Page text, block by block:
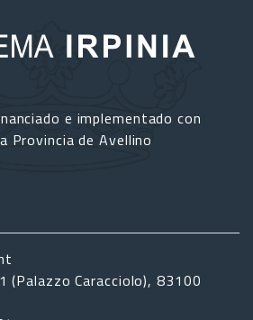
e implementado con
Provincia de Avellino
(Palazzo Caracciolo), 83100